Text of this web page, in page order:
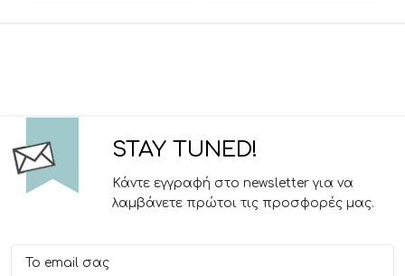
STAY TUNED!
Κάντε εγγραφή στο newsletter για να
λαμβάνετε πρώτοι τις προσφορές μας.